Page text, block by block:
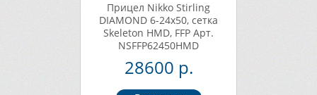
Прицел Nikko Stirling
DIAMOND 6-24х50, сетка
Skeleton HMD, FFP Арт.
NSFFP62450HMD
28600 р.